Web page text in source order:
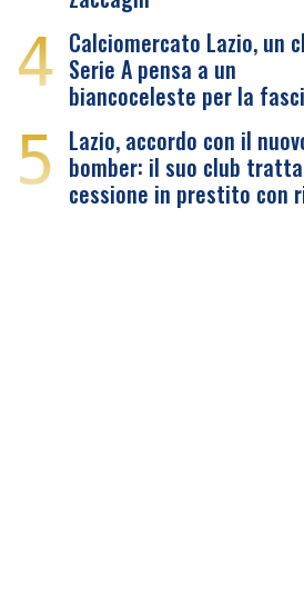
4 Calciomercato Lazio, un
Serie A pensa a un
biancoceleste per la
5 Lazio, accordo con il
bomber: il suo club
cessione in prestito con